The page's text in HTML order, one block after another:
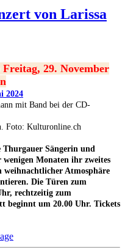
von Larissa
29. November
mit Band bei der CD-
Foto: Kulturonline.ch
Thurgauer Sängerin und
Monaten ihr zweites
weihnachtlicher Atmosphäre
Die Türen zum
rechtzeitig zum
beginnt um 20.00 Uhr. Tickets